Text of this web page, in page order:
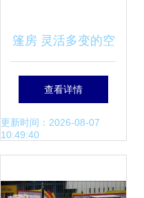
篷房 灵活多变的空
间解决方案
查看详情
更新时间：2026-08-07
10:49:40